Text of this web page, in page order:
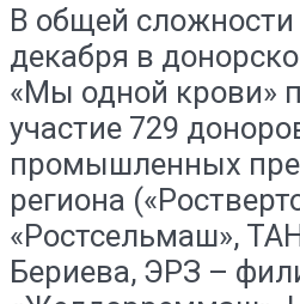
В общей сложности
декабря в
«Мы одной крови»
участие 729
промышленных
региона
«Ростсельмаш»,
Бериева, ЭРЗ –